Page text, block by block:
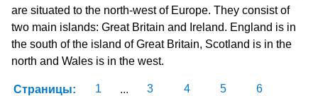
are situated to the north-west of Europe. They consist of
two main islands: Great Britain and Ireland. England is in
the south of the island of Great Britain, Scotland is in the
north and Wales is in the west.
Страницы: 1 ... 3 4 5 6